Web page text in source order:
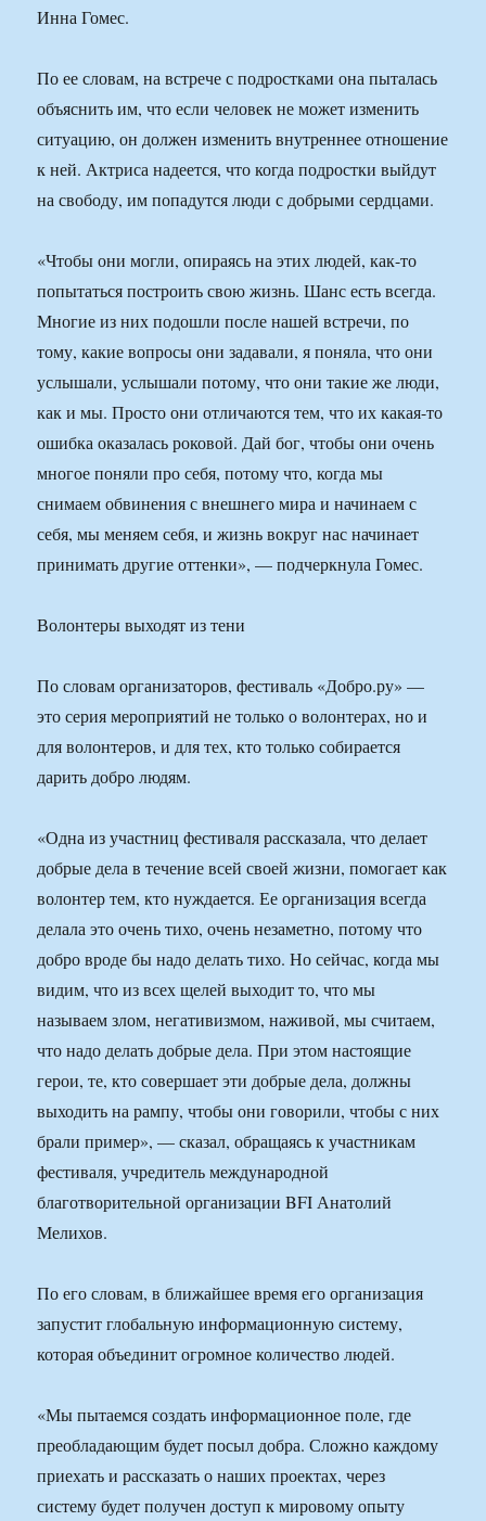
Инна Гомес.
По ее словам, на встрече с подростками она пыталась
объяснить им, что если человек не может изменить
ситуацию, он должен изменить внутреннее отношение
к ней. Актриса надеется, что когда подростки выйдут
на свободу, им попадутся люди с добрыми сердцами.
«Чтобы они могли, опираясь на этих людей, как-то
попытаться построить свою жизнь. Шанс есть всегда.
Многие из них подошли после нашей встречи, по
тому, какие вопросы они задавали, я поняла, что они
услышали, услышали потому, что они такие же люди,
как и мы. Просто они отличаются тем, что их какая-то
ошибка оказалась роковой. Дай бог, чтобы они очень
многое поняли про себя, потому что, когда мы
снимаем обвинения с внешнего мира и начинаем с
себя, мы меняем себя, и жизнь вокруг нас начинает
принимать другие оттенки», — подчеркнула Гомес.
Волонтеры выходят из тени
По словам организаторов, фестиваль «Добро.ру» —
это серия мероприятий не только о волонтерах, но и
для волонтеров, и для тех, кто только собирается
дарить добро людям.
«Одна из участниц фестиваля рассказала, что делает
добрые дела в течение всей своей жизни, помогает как
волонтер тем, кто нуждается. Ее организация всегда
делала это очень тихо, очень незаметно, потому что
добро вроде бы надо делать тихо. Но сейчас, когда мы
видим, что из всех щелей выходит то, что мы
называем злом, негативизмом, наживой, мы считаем,
что надо делать добрые дела. При этом настоящие
герои, те, кто совершает эти добрые дела, должны
выходить на рампу, чтобы они говорили, чтобы с них
брали пример», — сказал, обращаясь к участникам
фестиваля, учредитель международной
благотворительной организации BFI Анатолий
Мелихов.
По его словам, в ближайшее время его организация
запустит глобальную информационную систему,
которая объединит огромное количество людей.
«Мы пытаемся создать информационное поле, где
преобладающим будет посыл добра. Сложно каждому
приехать и рассказать о наших проектах, через
систему будет получен доступ к мировому опыту